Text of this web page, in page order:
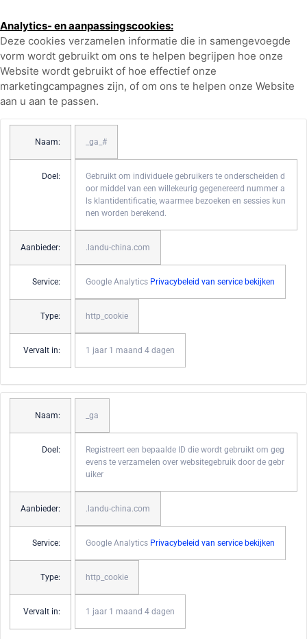
Analytics- en aanpassingscookies:
Deze cookies verzamelen informatie die in samengevoegde
vorm wordt gebruikt om ons te helpen begrijpen hoe onze
Website wordt gebruikt of hoe effectief onze
marketingcampagnes zijn, of om ons te helpen onze Website
aan u aan te passen.
Naam: _ga_#
Doel:
Gebruikt om individuele gebruikers te onderscheiden d
oor middel van een willekeurig gegenereerd nummer a
ls klantidentificatie, waarmee bezoeken en sessies kun
nen worden berekend.
Aanbieder: .landu-china.com
Service: Google Analytics Privacybeleid van service bekijken
Type: http_cookie
Vervalt in: 1 jaar 1 maand 4 dagen
Naam: _ga
Doel:
Registreert een bepaalde ID die wordt gebruikt om geg
evens te verzamelen over websitegebruik door de gebr
uiker
Aanbieder: .landu-china.com
Service: Google Analytics Privacybeleid van service bekijken
Type: http_cookie
Vervalt in: 1 jaar 1 maand 4 dagen